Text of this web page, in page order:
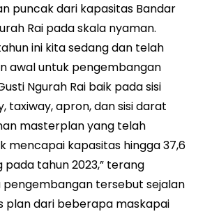
puncak dari kapasitas Bandar
Rai pada skala nyaman.
ini kita sedang dan telah
awal untuk pengembangan
Ngurah Rai baik pada sisi
taxiway, apron, dan sisi darat
masterplan yang telah
mencapai kapasitas hingga 37,6
tahun 2023,” terang
pengembangan tersebut sejalan
plan dari beberapa maskapai